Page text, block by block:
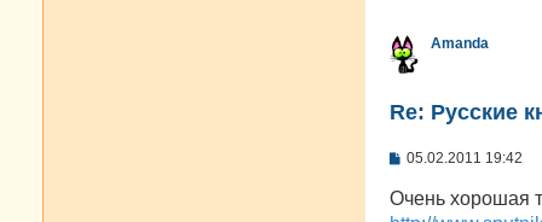
Amanda
Re: Русские
С
о
б
05.02.2011 19:42
Очень хорошая